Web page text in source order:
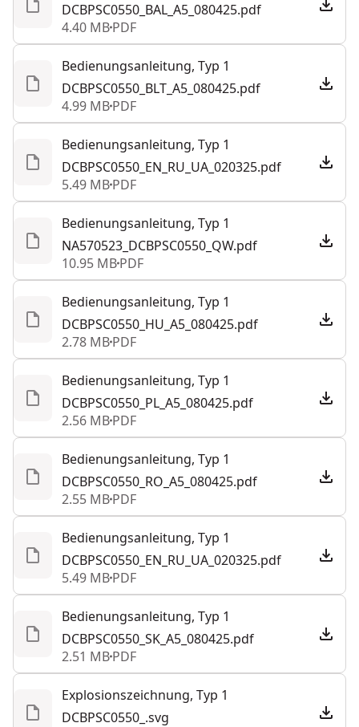
DCBPSC0550_BAL_A5_080425.pdf
4.40 MBPDF
Bedienungsanleitung, Typ 1
DCBPSC0550_BLT_A5_080425.pdf
4.99 MBPDF
Bedienungsanleitung, Typ 1
DCBPSC0550_EN_RU_UA_020325.pdf
5.49 MBPDF
Bedienungsanleitung, Typ 1
NA570523_DCBPSC0550_QW.pdf
10.95 MBPDF
Bedienungsanleitung, Typ 1
DCBPSC0550_HU_A5_080425.pdf
2.78 MBPDF
Bedienungsanleitung, Typ 1
DCBPSC0550_PL_A5_080425.pdf
2.56 MBPDF
Bedienungsanleitung, Typ 1
DCBPSC0550_RO_A5_080425.pdf
2.55 MBPDF
Bedienungsanleitung, Typ 1
DCBPSC0550_EN_RU_UA_020325.pdf
5.49 MBPDF
Bedienungsanleitung, Typ 1
DCBPSC0550_SK_A5_080425.pdf
2.51 MBPDF
Explosionszeichnung, Typ 1
DCBPSC0550_.svg